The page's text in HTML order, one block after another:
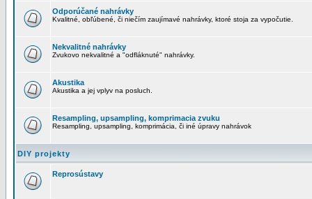
Odporúčané nahrávky
Kvalitné, obľúbené, či niečím zaujímavé nahrávky, ktoré stoja za vypočutie.
Nekvalitné nahrávky
Zvukovo nekvalitné a "odfláknuté" nahrávky.
Akustika
Akustika a jej vplyv na posluch.
Resampling, upsampling, komprimacia zvuku
Resampling, upsampling, komprimácia, či iné úpravy nahrávok
DIY projekty
Reprosústavy